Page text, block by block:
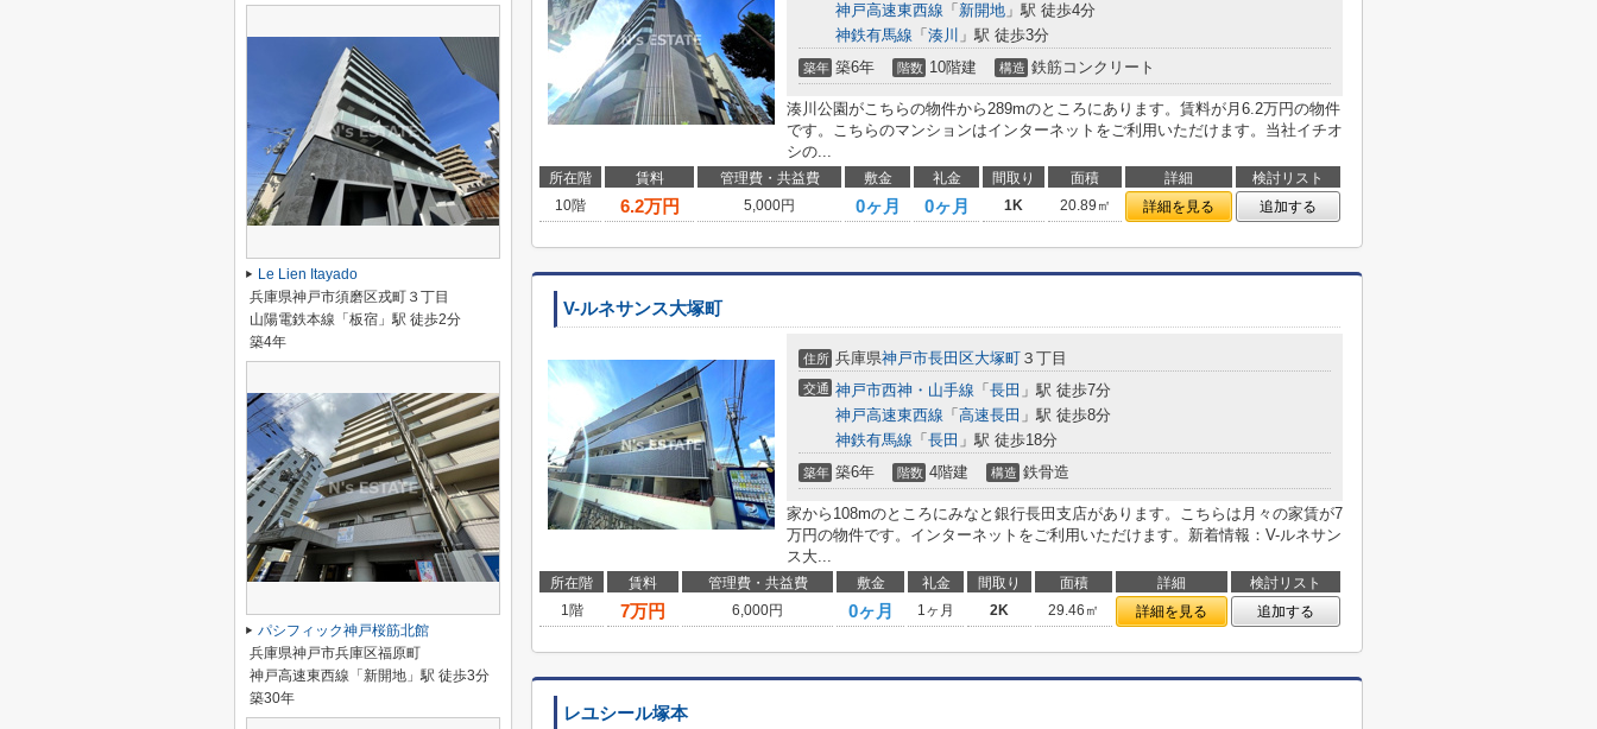
神戸高速東西線 「 新開地 」駅 徒歩4分
神鉄有馬線 「 湊川 」駅 徒歩3分
築年 築6年 階数 10階建 構造 鉄筋コンクリート
湊川公園がこちらの物件から289mのところにあります。賃料が月6.2万円の物件
です。こちらのマンションはインターネットをご利用いただけます。当社イチオ
シの...
所在階 賃料 管理費・共益費 敷金 礼金 間取り 面積 詳細
検討リスト
10階
6.2万円 5,000円 0ヶ月 0ヶ月 1K 20.89㎡ 詳細を見る 追加する
V-ルネサンス大塚町
住所 兵庫県神戸市長田区大塚町 ３丁目
交通 神戸市西神・山手線 「 長田 」駅 徒歩7分
神戸高速東西線 「 高速長田 」駅 徒歩8分
神鉄有馬線 「 長田 」駅 徒歩18分
築年 築6年 階数 4階建 構造 鉄骨造
家から108mのところにみなと銀行長田支店があります。こちらは月々の家賃が7
万円の物件です。インターネットをご利用いただけます。新着情報：V-ルネサン
ス大...
所在階 賃料 管理費・共益費 敷金 礼金 間取り 面積 詳細
検討リスト
1階
7万円 6,000円 0ヶ月 1ヶ月 2K 29.46㎡ 詳細を見る 追加する
レユシール塚本
Le Lien Itayado
兵庫県神戸市須磨区戎町３丁目
山陽電鉄本線「板宿」駅 徒歩2分
築4年
パシフィック神戸桜筋北館
兵庫県神戸市兵庫区福原町
神戸高速東西線「新開地」駅 徒歩3分
築30年